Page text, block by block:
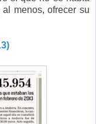
menos, ofrecer su